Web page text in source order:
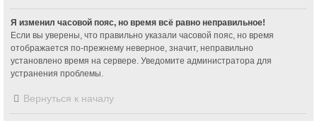
Я изменил часовой пояс, но время всё равно неправильное!
Если вы уверены, что правильно указали часовой пояс, но время
отображается по-прежнему неверное, значит, неправильно
установлено время на сервере. Уведомите администратора для
устранения проблемы.
Вернуться к началу